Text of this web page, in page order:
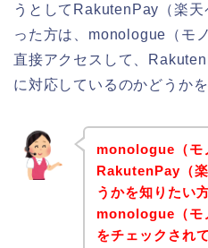
うとしてRakutenPay（楽
った方は、monologue（モ
直接アクセスして、
に対応しているのかどうか
monologue（モ
RakutenPay（
うかを知りたい
monologue（モ
をチェックされ